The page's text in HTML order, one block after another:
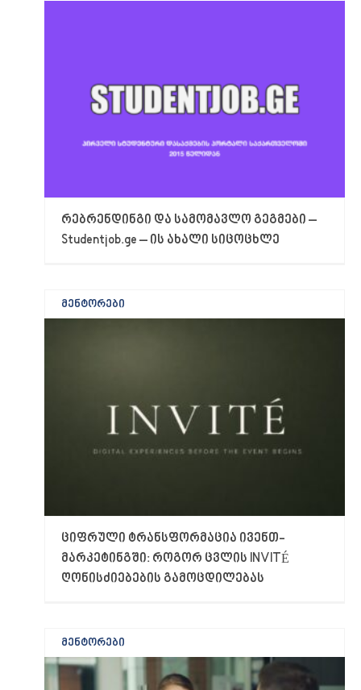
რებრენდინგი და სამომავლო გეგმები –
Studentjob.ge – ის ახალი სიცოცხლე
მენტორები
ციფრული ტრანსფორმაცია ივენთ-
მარკეტინგში: როგორ ცვლის INVITÉ
ღონისძიებების გამოცდილებას
მენტორები